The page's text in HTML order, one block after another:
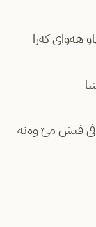
هەوای کەرا
فی فیش مێ وەنە